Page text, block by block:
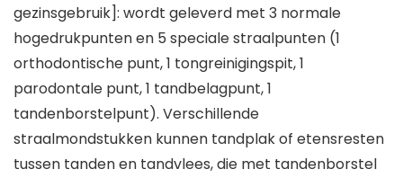
gezinsgebruik]: wordt geleverd met 3 normale
hogedrukpunten en 5 speciale straalpunten (1
orthodontische punt, 1 tongreinigingspit, 1
parodontale punt, 1 tandbelagpunt, 1
tandenborstelpunt). Verschillende
straalmondstukken kunnen tandplak of etensresten
tussen tanden en tandvlees, die met tandenborstel